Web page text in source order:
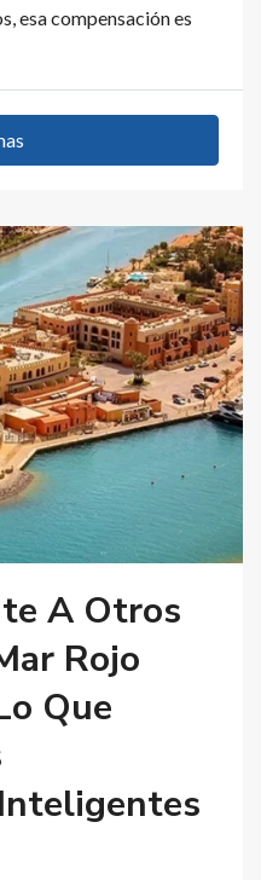
esa compensación es
A Otros
Rojo
Que